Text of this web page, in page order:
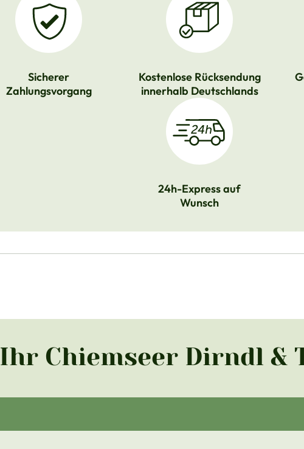
Sicherer
Zahlungsvorgang
Kostenlose Rücksendung
innerhalb Deutschlands
24h-Express auf
Wunsch
Ihr Chiemseer Dirndl &